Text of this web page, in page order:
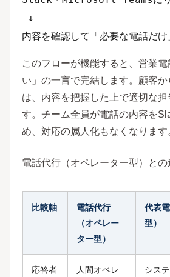
↓
このフローが機能すると、営業
い」の一言で完結します。顧客
は、内容を把握した上で適切な担
す。チーム全員が電話の内容を
め、対応の属人化もなくなります
電話代行（オペレーター型）との
比較軸
電話代行
（オペレー
ター型）
代表
型）
応答者
人間オペレ
シス